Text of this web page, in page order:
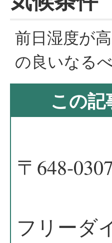
前日湿度が
の良いなる
この
〒648-
フリーダ